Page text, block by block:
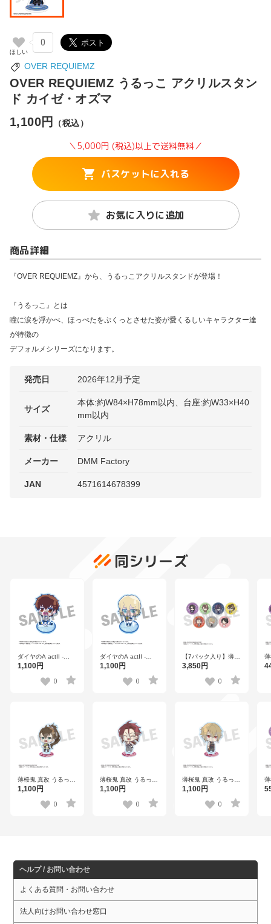
0
OVER REQUIEMZ
OVER REQUIEMZ うるっこ アクリルスタン
ド カイゼ・オズマ
1,100円
（税込）
＼5,000円 (税込)以上で送料無料／
バスケットに入れる
お気に入りに追加
商品詳細
『OVER REQUIEMZ』から、うるっこアクリルスタンドが登場！
『うるっこ』とは
瞳に涙を浮かべ、ほっぺたをぷくっとさせた姿が愛くるしいキャラクター達
が特徴の
デフォルメシリーズになります。
発売日 2026年12月予定
サイズ
本体:約W84×H78mm以内、台座:約W33×H40
mm以内
素材・仕様 アクリル
メーカー DMM Factory
JAN 4571614678399
同シリーズ
ダイヤのA actII -
Second Season- う
ンド 沢村栄純
1,100円
0
ダイヤのA actII -
Second Season- う
ンド 奥村 光舟
1,100円
0
【7パック入り】薄桜
鬼 真改 うるっこ ス
枚入り） 全7種
3,850円
0
薄桜鬼 真改 うるっこ
アクリルスタンド 藤
1,100円
0
薄桜鬼 真改 うるっこ
アクリルスタンド 原
1,100円
0
薄桜鬼 真改 うるっこ
アクリルスタンド 風
1,100円
0
ヘルプ / お問い合わせ
よくある質問・お問い合わせ
法人向けお問い合わせ窓口